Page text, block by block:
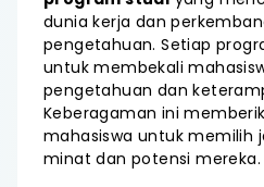
dunia kerja dan
pengetahuan. Setiap
untuk membekali
pengetahuan dan
Keberagaman ini
mahasiswa untuk memilih
minat dan potensi mereka.